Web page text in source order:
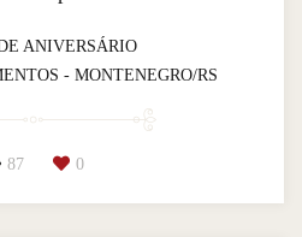
ANIVERSÁRIO
- MONTENEGRO/RS
87 0